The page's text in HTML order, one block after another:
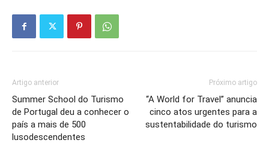
Artigo anterior
Summer School do Turismo
de Portugal deu a conhecer o
país a mais de 500
lusodescendentes
Próximo artigo
“A World for Travel” anuncia
cinco atos urgentes para a
sustentabilidade do turismo